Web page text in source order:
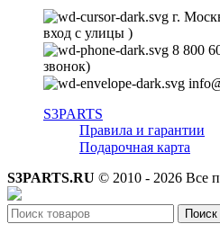
г.
вход с улицы )
8 800
звонок)
S3PARTS
Правила и гарантии
Подарочная карта
S3PARTS.RU © 2010 - 2026 Все
Поиск